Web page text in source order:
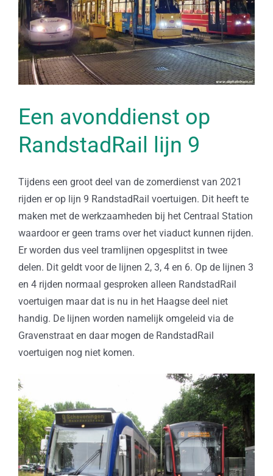
Een avonddienst op
RandstadRail lijn 9
Tijdens een groot deel van de zomerdienst van 2021
rijden er op lijn 9 RandstadRail voertuigen. Dit heeft te
maken met de werkzaamheden bij het Centraal Station
waardoor er geen trams over het viaduct kunnen rijden.
Er worden dus veel tramlijnen opgesplitst in twee
delen. Dit geldt voor de lijnen 2, 3, 4 en 6. Op de lijnen 3
en 4 rijden normaal gesproken alleen RandstadRail
voertuigen maar dat is nu in het Haagse deel niet
handig. De lijnen worden namelijk omgeleid via de
Gravenstraat en daar mogen de RandstadRail
voertuigen nog niet komen.